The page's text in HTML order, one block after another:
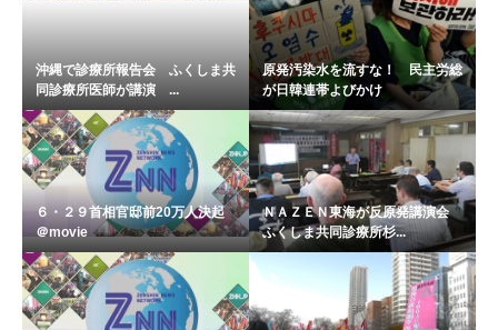
沖縄で診療所報告会 ふくしま共
同診療所医師が講演 ...
原発汚染水を流すな！ 民主労総
が日韓連帯よびかけ
６・２９首相官邸前20万人決起
＠movie
ＮＡＺＥＮ東海が反原発講演会
ふくしま共同診療所杉...